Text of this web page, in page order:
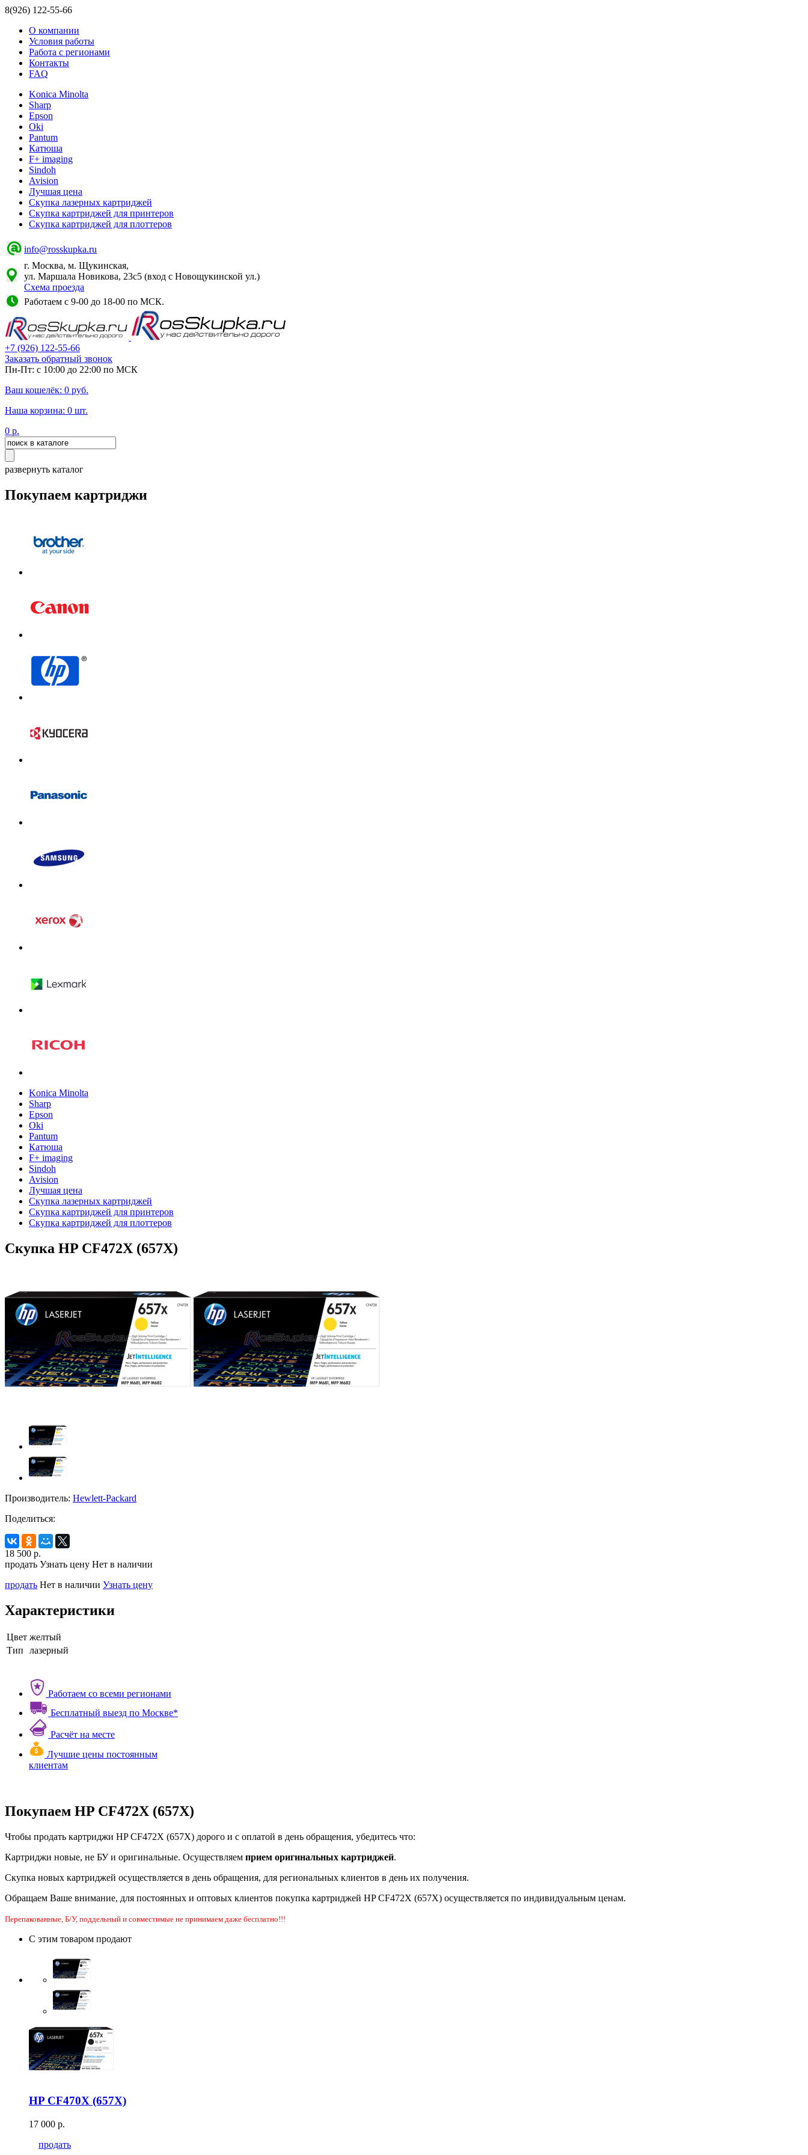
8(926) 122-55-66
О компании
Условия работы
Работа с регионами
Контакты
FAQ
Konica Minolta
Sharp
Epson
Oki
Pantum
Катюша
F+ imaging
Sindoh
Avision
Лучшая цена
Скупка лазерных картриджей
Скупка картриджей для принтеров
Скупка картриджей для плоттеров
info@rosskupka.ru
г. Москва, м. Щукинская,
ул. Маршала Новикова, 23с5 (вход с Новощукинской ул.)
Схема проезда
Работаем с 9-00 до 18-00 по МСК.
+7 (926) 122-55-66
Заказать обратный звонок
Пн-Пт: с 10:00 до 22:00 по МСК
Ваш кошелёк: 0 руб.
Наша корзина: 0 шт.
0 р.
развернуть каталог
Покупаем картриджи
Konica Minolta
Sharp
Epson
Oki
Pantum
Катюша
F+ imaging
Sindoh
Avision
Лучшая цена
Скупка лазерных картриджей
Скупка картриджей для принтеров
Скупка картриджей для плоттеров
Скупка HP CF472X (657X)
Производитель: Hewlett-Packard
Поделиться:
18 500 р.
продать Узнать цену Нет в наличии
продать Нет в наличии Узнать цену
Характеристики
Цвет желтый
Тип
лазерный
Работаем со всеми регионами
Бесплатный выезд по Москве*
Расчёт на месте
Лучшие цены постоянным
клиентам
Покупаем HP CF472X (657X)
Чтобы продать картриджи HP CF472X (657X) дорого и с оплатой в день обращения, убедитесь что:
Картриджи новые, не БУ и оригинальные. Осуществляем прием оригинальных картриджей.
Скупка новых картриджей осуществляется в день обращения, для региональных клиентов в день их получения.
Обращаем Ваше внимание, для постоянных и оптовых клиентов покупка картриджей HP CF472X (657X) осуществляется по индивидуальным ценам.
Перепакованные, Б/У, поддельный и совместимые не принимаем даже бесплатно!!!
С этим товаром продают
HP CF470X (657X)
17 000 р.
продать